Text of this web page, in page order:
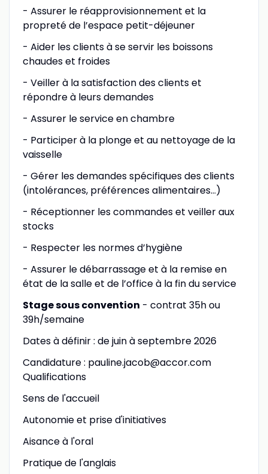
- Assurer le réapprovisionnement et la
propreté de l’espace petit-déjeuner
- Aider les clients à se servir les boissons
chaudes et froides
- Veiller à la satisfaction des clients et
répondre à leurs demandes
- Assurer le service en chambre
- Participer à la plonge et au nettoyage de la
vaisselle
- Gérer les demandes spécifiques des clients
(intolérances, préférences alimentaires…)
- Réceptionner les commandes et veiller aux
stocks
- Respecter les normes d’hygiène
- Assurer le débarrassage et à la remise en
état de la salle et de l’office à la fin du service
Stage sous convention - contrat 35h ou
39h/semaine
Dates à définir : de juin à septembre 2026
Candidature : pauline.jacob@accor.com
Qualifications
Sens de l'accueil
Autonomie et prise d'initiatives
Aisance à l'oral
Pratique de l'anglais